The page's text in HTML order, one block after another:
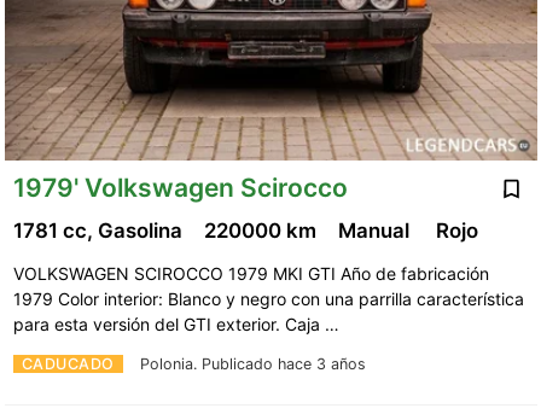
1979' Volkswagen Scirocco
CADUCADO Polonia. Publicado hace 3 años
1781 cc, Gasolina 220000 km Manual Rojo
VOLKSWAGEN SCIROCCO 1979 MKI GTI Año de fabricación
1979 Color interior: Blanco y negro con una parrilla característica
para esta versión del GTI exterior. Caja …